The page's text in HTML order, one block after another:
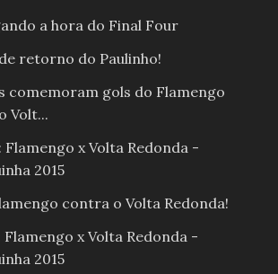
a hora do Final Four
retorno do Paulinho!
comemoram gols do Flamengo
Volt...
Flamengo x Volta Redonda -
2015
contra o Volta Redonda!
x Volta Redonda -
2015